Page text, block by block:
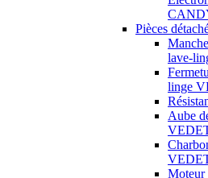
Pièces
lave-
linge
Aube